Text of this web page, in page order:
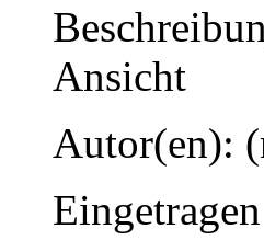
Ansicht
Autor(en):